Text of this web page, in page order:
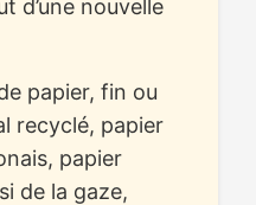
d’une nouvelle
papier, fin ou
recyclé, papier
papier
de la gaze,